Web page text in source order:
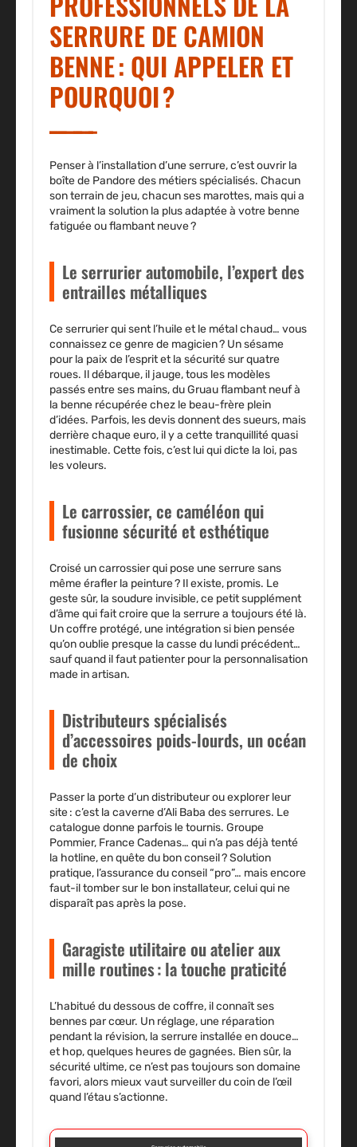
SERRURE DE CAMION
BENNE : QUI APPELER ET
POURQUOI ?
Penser à l’installation d’une serrure, c’est ouvrir la
boîte de Pandore des métiers spécialisés. Chacun
son terrain de jeu, chacun ses marottes, mais qui a
vraiment la solution la plus adaptée à votre benne
fatiguée ou flambant neuve ?
Le serrurier automobile, l’expert des
entrailles métalliques
Ce serrurier qui sent l’huile et le métal chaud… vous
connaissez ce genre de magicien ? Un sésame
pour la paix de l’esprit et la sécurité sur quatre
roues. Il débarque, il jauge, tous les modèles
passés entre ses mains, du Gruau flambant neuf à
la benne récupérée chez le beau-frère plein
d’idées. Parfois, les devis donnent des sueurs, mais
derrière chaque euro, il y a cette tranquillité quasi
inestimable. Cette fois, c’est lui qui dicte la loi, pas
les voleurs.
Le carrossier, ce caméléon qui
fusionne sécurité et esthétique
Croisé un carrossier qui pose une serrure sans
même érafler la peinture ? Il existe, promis. Le
geste sûr, la soudure invisible, ce petit supplément
d’âme qui fait croire que la serrure a toujours été là.
Un coffre protégé, une intégration si bien pensée
qu’on oublie presque la casse du lundi précédent…
sauf quand il faut patienter pour la personnalisation
made in artisan.
Distributeurs spécialisés
d’accessoires poids-lourds, un océan
de choix
Passer la porte d’un distributeur ou explorer leur
site : c’est la caverne d’Ali Baba des serrures. Le
catalogue donne parfois le tournis. Groupe
Pommier, France Cadenas… qui n’a pas déjà tenté
la hotline, en quête du bon conseil ? Solution
pratique, l’assurance du conseil “pro”… mais encore
faut-il tomber sur le bon installateur, celui qui ne
disparaît pas après la pose.
Garagiste utilitaire ou atelier aux
mille routines : la touche praticité
L’habitué du dessous de coffre, il connaît ses
bennes par cœur. Un réglage, une réparation
pendant la révision, la serrure installée en douce…
et hop, quelques heures de gagnées. Bien sûr, la
sécurité ultime, ce n’est pas toujours son domaine
favori, alors mieux vaut surveiller du coin de l’œil
quand l’étau s’actionne.